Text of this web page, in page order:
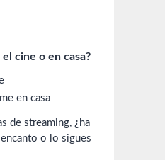
cine o en casa?
en casa
streaming, ¿ha
o lo sigues